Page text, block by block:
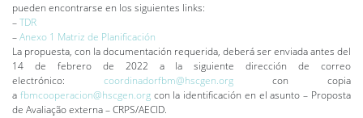
pueden encontrarse en los siguientes links:
–TDR
–Anexo 1 Matriz de Planificación
La propuesta, con la documentación requerida, deberá ser enviada antes del
14 de febrero de 2022 a la siguiente dirección de correo
electrónico: coordinadorfbm@hscgen.org con copia
a fbmcooperacion@hscgen.orgcon la identificación en el asunto – Proposta
de Avaliação externa – CRPS/AECID.